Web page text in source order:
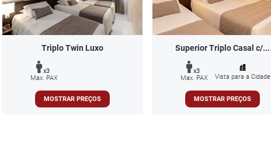
Triplo Twin Luxo
x3
Max. PAX
MOSTRAR PREÇOS
Superior Triplo Casal c/...
x3
Max. PAX
Vista para a Cidade
MOSTRAR PREÇOS